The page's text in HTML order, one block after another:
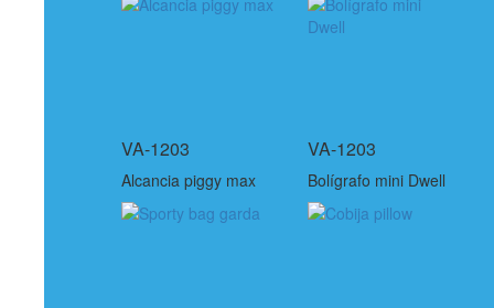
VA-1203
Alcancia piggy max
VA-1203
Bolígrafo mini Dwell